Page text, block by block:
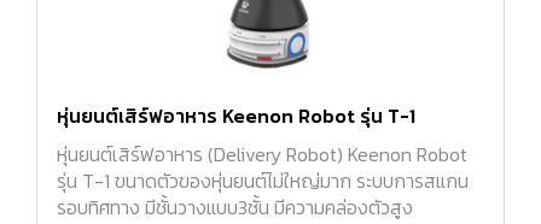
หุ่นยนต์เสิร์ฟอาหาร Keenon Robot รุ่น T-1
หุ่นยนต์เสิร์ฟอาหาร (Delivery Robot) Keenon Robot
รุ่น T-1 ขนาดตัวของหุ่นยนต์ไม่ใหญ่มาก ระบบการสแกน
รอบทิศทาง มีชั้นวางแบบ3ชั้น มีความคล่องตัวสูง